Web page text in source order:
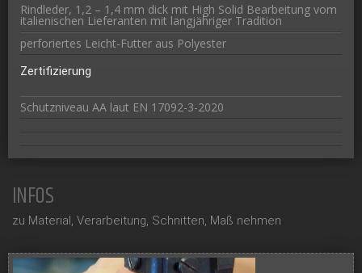
Rindleder, 1,2 – 1,4 mm dick mit High Solid Bearbeitung vom
italienischen Lieferanten mit langjähriger Tradition
perforiertes Leicht-Futter aus Polyester
Zertifizierung
Schutzniveau AA laut EN 17092-3-2020
INFOS
zu Material, Verarbeitung, Schnitten, Maß nehmen